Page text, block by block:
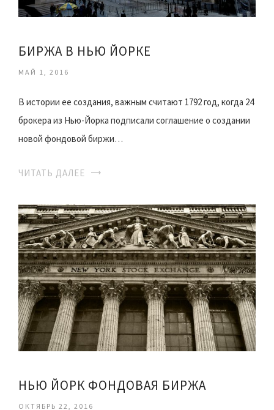
БИРЖА В НЬЮ ЙОРКЕ
МАЙ 1, 2016
В истории ее создания, важным считают 1792 год, когда 24
брокера из Нью-Йорка подписали соглашение о создании
новой фондовой биржи…
ЧИТАТЬ ДАЛЕЕ
НЬЮ ЙОРК ФОНДОВАЯ БИРЖА
ОКТЯБРЬ 22, 2016